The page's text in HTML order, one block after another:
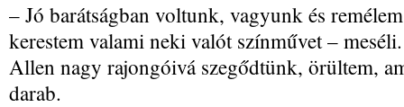
– Jó barátságban voltunk, vagyunk és
kerestem valami neki valót színművet –
Allen nagy rajongóivá szegődtünk, örültem,
darab.